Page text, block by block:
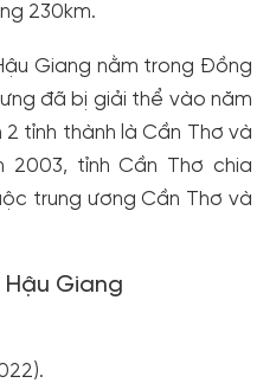
230km.
Giang nằm trong Đồng
đã bị giải thể vào năm
2 tỉnh thành là Cần Thơ và
2003, tỉnh Cần Thơ chia
trung ương Cần Thơ và
Giang